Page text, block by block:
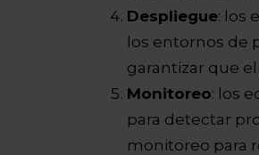
Despliegue: los
los entornos de
garantizar que
Monitoreo: los
para detectar
monitoreo para